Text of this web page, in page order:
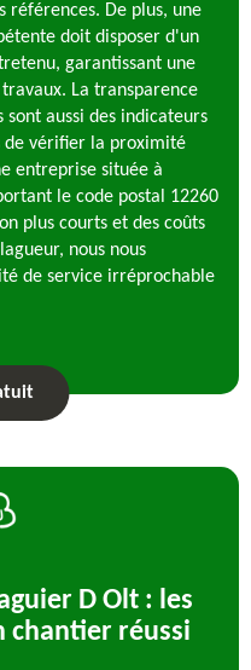
références. De plus, une
doit disposer d'un
garantissant une
La transparence
aussi des indicateurs
de vérifier la proximité
entreprise située à
le code postal 12260
plus courts et des coûts
nous nous
de service irréprochable
D Olt : les
chantier réussi